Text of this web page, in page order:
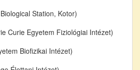
Station, Kotor)
Curie Egyetem Fiziológiai Intézet)
Biofizikai Intézet)